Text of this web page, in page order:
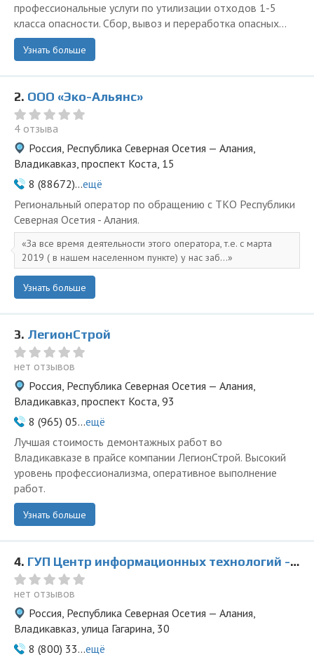
профессиональные услуги по утилизации отходов 1-5
класса опасности. Сбор, вывоз и переработка опасных...
Узнать больше
2. ООО «Эко-Альянс»
4 отзыва
Россия, Республика Северная Осетия — Алания,
Владикавказ, проспект Коста, 15
8 (88672)...ещё
Региональный оператор по обращению с ТКО Республики
Северная Осетия - Алания.
За все время деятельности этого оператора, т.е. с марта
2019 ( в нашем населенном пункте) у нас заб...
Узнать больше
3. ЛегионСтрой
нет отзывов
Россия, Республика Северная Осетия — Алания,
Владикавказ, проспект Коста, 93
8 (965) 05...ещё
Лучшая стоимость демонтажных работ во
Владикавказе в прайсе компании ЛегионСтрой. Высокий
уровень профессионализма, оперативное выполнение
работ.
Узнать больше
4. ГУП Центр информационных технологий - представитель ООО Ведущая Утилизирующая Компания
нет отзывов
Россия, Республика Северная Осетия — Алания,
Владикавказ, улица Гагарина, 30
8 (800) 33...ещё